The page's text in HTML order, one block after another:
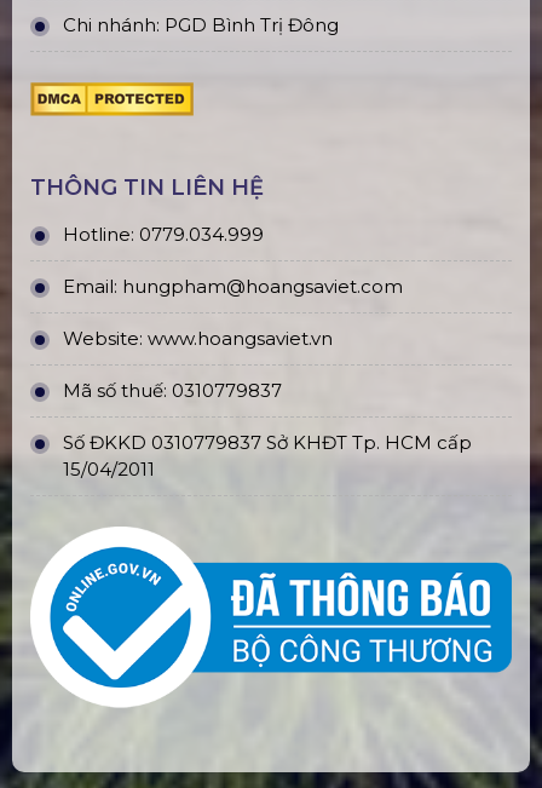
Chi nhánh: PGD Bình Trị Đông
THÔNG TIN LIÊN HỆ
Hotline: 0779.034.999
Email: hungpham@hoangsaviet.com
Website: www.hoangsaviet.vn
Mã số thuế: 0310779837
Số ĐKKD 0310779837 Sở KHĐT Tp. HCM cấp
15/04/2011